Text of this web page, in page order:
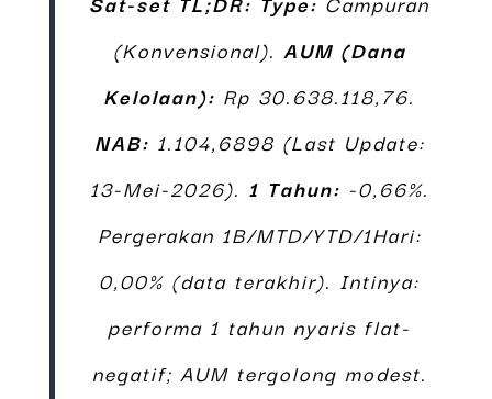
(Konvensional). AUM (Dana
Kelolaan): Rp 30.638.118,76.
NAB: 1.104,6898 (Last Update:
13-Mei-2026). 1 Tahun: -0,66%.
Pergerakan 1B/MTD/YTD/1Hari:
0,00% (data terakhir). Intinya:
performa 1 tahun nyaris flat-
negatif; AUM tergolong modest.